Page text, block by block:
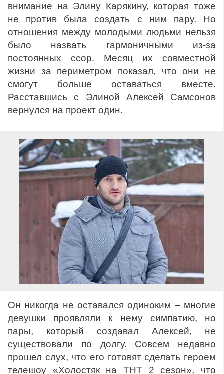
внимание на Элину Карякину, которая тоже
не против была создать с ним пару. Но
отношения между молодыми людьми нельзя
было назвать гармоничными из-за
постоянных ссор. Месяц их совместной
жизни за периметром показал, что они не
смогут больше оставаться вместе.
Расставшись с Элиной Алексей Самсонов
вернулся на проект один.
Он никогда не оставался одиноким – многие
девушки проявляли к нему симпатию, но
пары, который создавал Алексей, не
существовали по долгу. Совсем недавно
прошел слух, что его готовят сделать героем
телешоу «Холостяк на ТНТ 2 сезон», что